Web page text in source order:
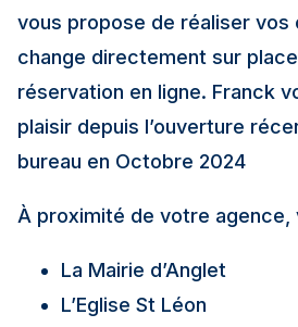
vous propose de réaliser vos
change directement sur
réservation en ligne. Franck
plaisir depuis l’ouverture
bureau en Octobre 2024
À proximité de votre agence,
La Mairie d’Anglet
L’Eglise St Léon